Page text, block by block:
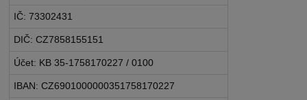
IČ: 73302431
DIČ: CZ7858155151
Účet: KB 35-1758170227 / 0100
IBAN: CZ6901000000351758170227